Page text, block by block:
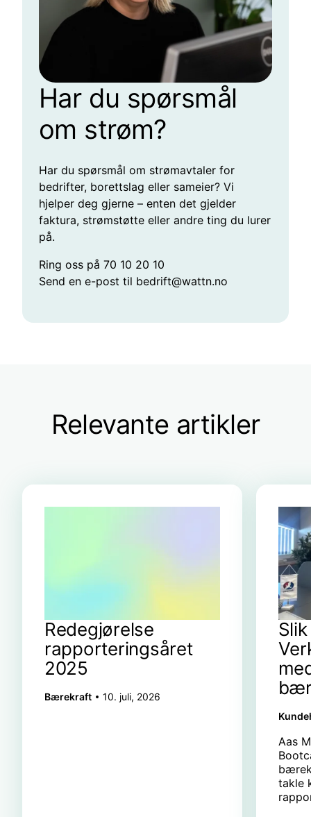
Har du spørsmål
om strøm?
Har du spørsmål om strømavtaler for
bedrifter, borettslag eller sameier? Vi
hjelper deg gjerne – enten det gjelder
faktura, strømstøtte eller andre ting du lurer
på.
Ring oss på 70 10 20 10
Send en e-post til bedrift@wattn.no
Relevante artikler
Redegjørelse
rapporteringsåret
2025
Bærekraft 10. juli, 2026
Aas
takle